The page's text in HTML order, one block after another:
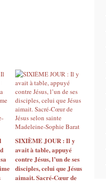
SIXIÈME JOUR : Il y
avait à table, appuyé
contre Jésus, l’un de ses
disciples, celui que Jésus
aimait. Sacré-Cœur de